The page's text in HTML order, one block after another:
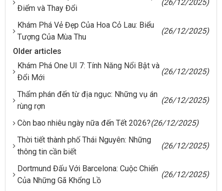
Điểm và Thay Đổi
(26/12/2025)
Khám Phá Vẻ Đẹp Của Hoa Cỏ Lau: Biểu
Tượng Của Mùa Thu
(26/12/2025)
Older articles
Khám Phá One UI 7: Tính Năng Nổi Bật và
Đổi Mới
(26/12/2025)
Thẩm phán đến từ địa ngục: Những vụ án
rùng rợn
(26/12/2025)
Còn bao nhiêu ngày nữa đến Tết 2026?(26/12/2025)
Thời tiết thành phố Thái Nguyên: Những
thông tin cần biết
(26/12/2025)
Dortmund Đấu Với Barcelona: Cuộc Chiến
Của Những Gã Khổng Lồ
(26/12/2025)